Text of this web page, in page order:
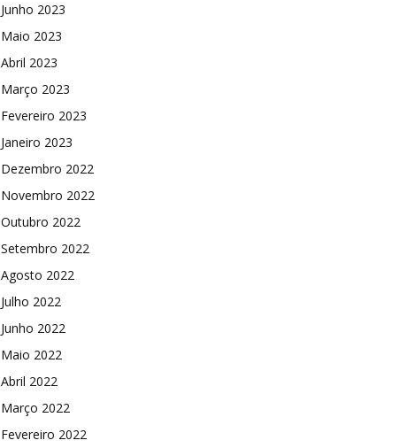
Junho 2023
Maio 2023
Abril 2023
Março 2023
Fevereiro 2023
Janeiro 2023
Dezembro 2022
Novembro 2022
Outubro 2022
Setembro 2022
Agosto 2022
Julho 2022
Junho 2022
Maio 2022
Abril 2022
Março 2022
Fevereiro 2022